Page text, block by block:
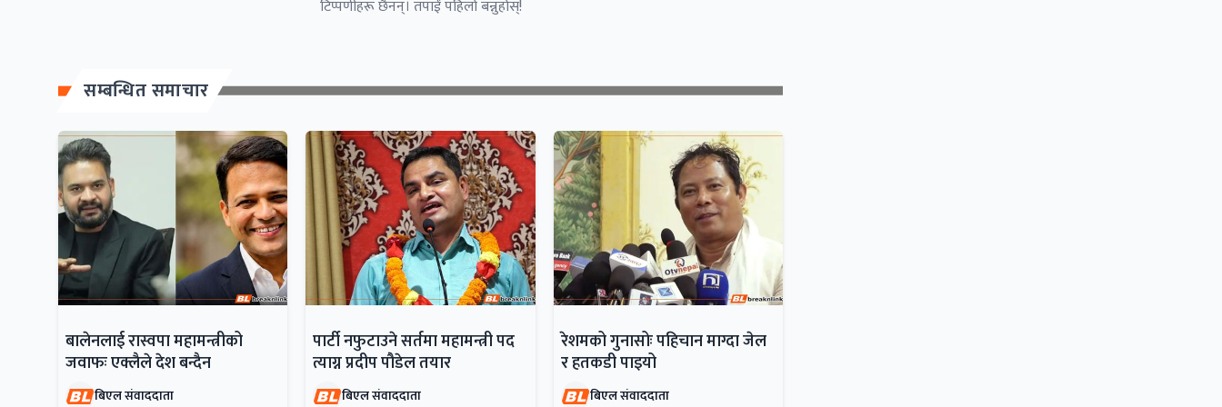
टिप्पणीहरू छैनन्। तपाईं पहिलो बन्नुहोस्!
सम्बन्धित समाचार
बालेनलाई रास्वपा महामन्त्रीको
जवाफः एक्लैले देश बन्दैन
बिएल संवाददाता
पार्टी नफुटाउने सर्तमा महामन्त्री पद
त्याग्न प्रदीप पौडेल तयार
बिएल संवाददाता
रेशमको गुनासोः पहिचान माग्दा जेल
र हतकडी पाइयो
बिएल संवाददाता